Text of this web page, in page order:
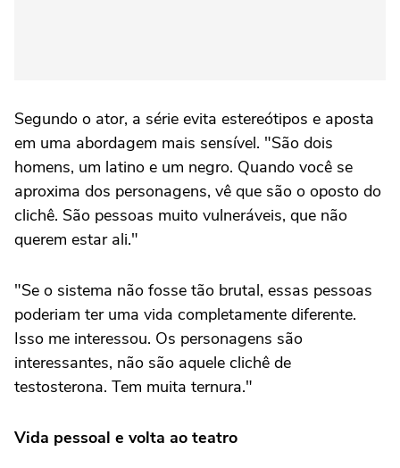
Segundo o ator, a série evita estereótipos e aposta
em uma abordagem mais sensível. "São dois
homens, um latino e um negro. Quando você se
aproxima dos personagens, vê que são o oposto do
clichê. São pessoas muito vulneráveis, que não
querem estar ali."
"Se o sistema não fosse tão brutal, essas pessoas
poderiam ter uma vida completamente diferente.
Isso me interessou. Os personagens são
interessantes, não são aquele clichê de
testosterona. Tem muita ternura."
Vida pessoal e volta ao teatro